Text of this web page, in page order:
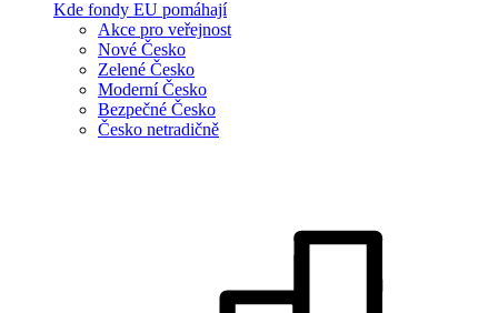
Kde fondy EU pomáhají
Akce pro veřejnost
Nové Česko
Zelené Česko
Moderní Česko
Bezpečné Česko
Česko netradičně